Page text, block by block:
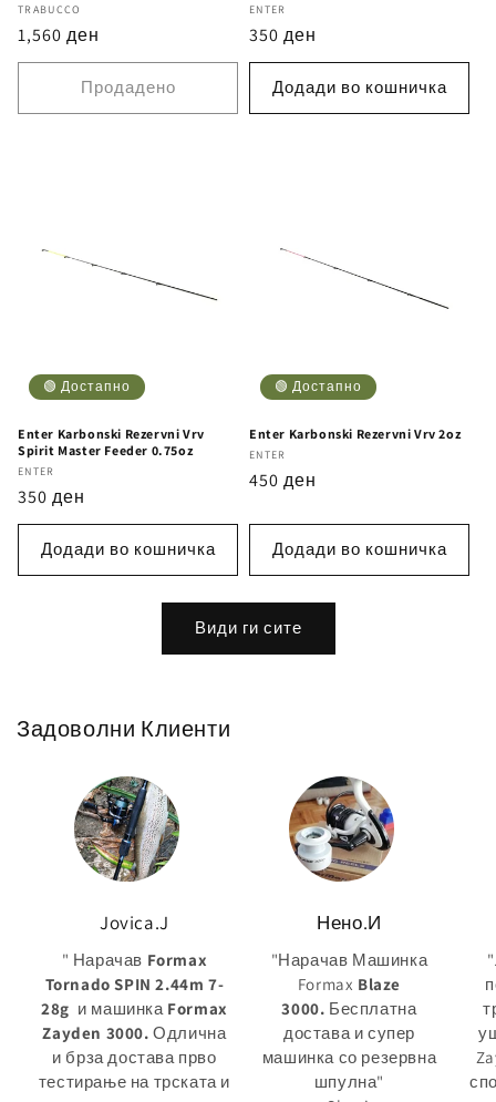
Бренд
TRABUCCO
Регуларна
цена
1,560 ден
Продадено
Бренд
ENTER
Регуларна
цена
350 ден
Додади во кошничка
🟢 Достапно
Enter Karbonski Rezervni Vrv
Spirit Master Feeder 0.75oz
Бренд
ENTER
Регуларна
цена
350 ден
Додади во кошничка
🟢 Достапно
Enter Karbonski Rezervni Vrv 2oz
Бренд
ENTER
Регуларна
450 ден
Додади во кошничка
Види ги сите
Задоволни Клиенти
Jovica.J
" Нарачав Formax
Tornado SPIN 2.44m 7-
28g и машинка Formax
Zayden 3000.Одлична
и брза достава прво
тестирање на трската и
Нено.И
"Нарачав Машинка
Formax Blaze
3000. Бесплатна
достава и супер
машинка со резервна
шпулна"